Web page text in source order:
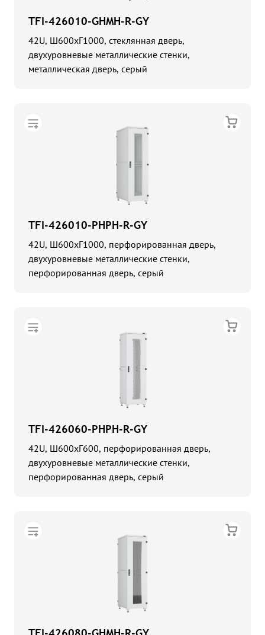
TFI-426010-GHMH-R-GY
42U, Ш600хГ1000, стеклянная дверь,
двухуровневые металлические стенки,
металлическая дверь, серый
TFI-426010-PHPH-R-GY
42U, Ш600хГ1000, перфорированная дверь,
двухуровневые металлические стенки,
перфорированная дверь, серый
TFI-426060-PHPH-R-GY
42U, Ш600хГ600, перфорированная дверь,
двухуровневые металлические стенки,
перфорированная дверь, серый